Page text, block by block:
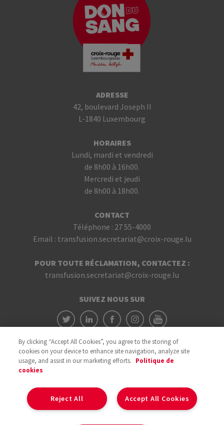
ADRESSE
42, boulevard Joseph II
L-1840 Luxembourg
HORAIRES
Lundi, mardi et vendredi
de 8h00 à 16h00.
Mercredi et jeudi
de 8h00 à 18h00.
CONTACT
Téléphone : 27 55-4000
Email : transfusion.secretariat@croix-rouge.lu
POUR TOUTE RÉCLAMATION, CONTACTEZ :
transfusion.secretariat@croix-rouge.lu
SUIVEZ NOUS SUR
By clicking “Accept All Cookies”, you agree to the storing of
cookies on your device to enhance site navigation, analyze site
usage, and assist in our marketing efforts. Politique de
cookies
Accept All Cookies
Reject All